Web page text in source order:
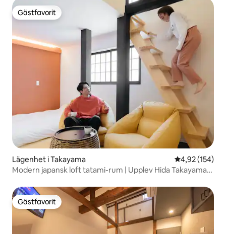
Gästfavorit
Gästfavorit
Lägenhet i Takayama 4,92 av 5 i
4,92 (154)
Modern japansk loft tatami-rum | Upplev Hida Takayama
Gästfavorit
Gästfavorit